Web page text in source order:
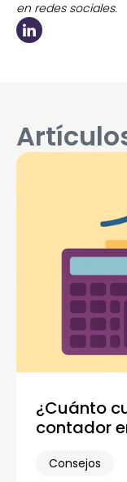
en redes sociales.
¿Cuánto
contador
Consejos